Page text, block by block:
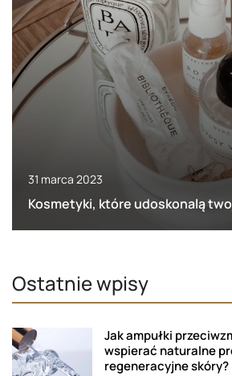
31 marca 2023
Kosmetyki, które udoskonalą
Ostatnie wpisy
Jak ampułki
wspierać naturalne
regeneracyjne skóry?